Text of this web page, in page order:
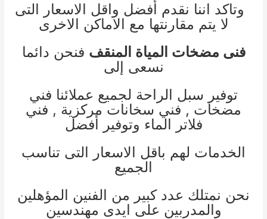
وتاكد اننا نقدم أفضل واقل الاسعار التى
لا يتم مقارنتها مع الاماكن الاخرى
فنى مضخات المياة المنقف فنحن دائما
نسعى إلى
توفير سبل الراحة لجميع عملائنا فني
مضخات , فني سخانات مركز ية , فني
فلاتر الماء وتوفير أفضل
الخدمات لهم باقل الاسعار التى تناسب
الجميع
نحن نمتلك عدد كبير من الفنين المؤهلين
والمدربين على ايدى مهندسين